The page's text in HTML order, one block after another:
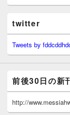
twitter
Tweets by
前後30日の新
http://